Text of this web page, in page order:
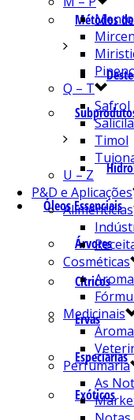
Métodos
Óleos Essenciais
Árvores
Cítricos
Ervas
Especiarias
Exóticos
Q – T
Safrol
Timol
U – Z
P&D e Aplicações
Alimentícias
Cosméticas
Medicinais
Perfumaria
As